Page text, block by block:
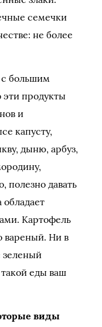
семечки
не более
большим
эти продукты
и
капусту,
дыню, арбуз,
полезно давать
Картофель
вареный. Ни в
зеленый
еды ваш
виды